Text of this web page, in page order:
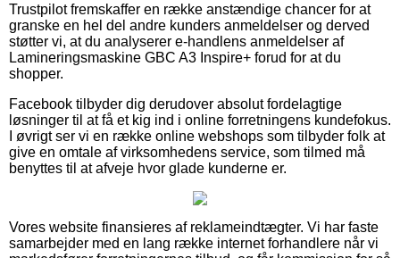
Trustpilot fremskaffer en række anstændige chancer for at
granske en hel del andre kunders anmeldelser og derved
støtter vi, at du analyserer e-handlens anmeldelser af
Lamineringsmaskine GBC A3 Inspire+ forud for at du
shopper.
Facebook tilbyder dig derudover absolut fordelagtige
løsninger til at få et kig ind i online forretningens kundefokus.
I øvrigt ser vi en række online webshops som tilbyder folk at
give en omtale af virksomhedens service, som tilmed må
benyttes til at afveje hvor glade kunderne er.
Vores website finansieres af reklameindtægter. Vi har faste
samarbejder med en lang række internet forhandlere når vi